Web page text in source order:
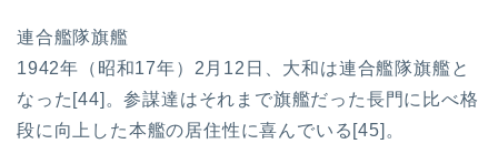
連合艦隊旗艦
1942年（昭和17年）2月12日、大和は連合艦隊旗艦と
なった[44]。参謀達はそれまで旗艦だった長門に比べ格
段に向上した本艦の居住性に喜んでいる[45]。